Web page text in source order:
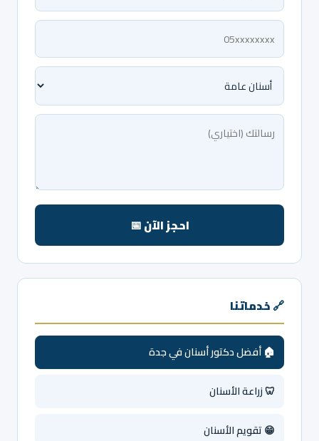
احجز الآن 📅
🔗 خدماتنا
🏠 أفضل دكتور أسنان في جدة
🦷 زراعة الأسنان
😁 تقويم الأسنان